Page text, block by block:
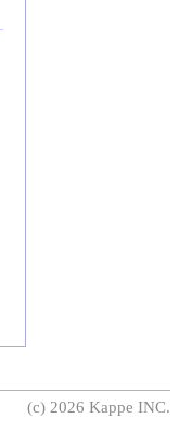
(c) 2026 Kappe INC.